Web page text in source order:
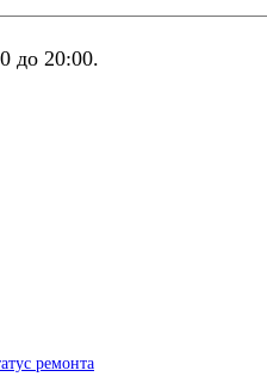
до 20:00.
ремонта